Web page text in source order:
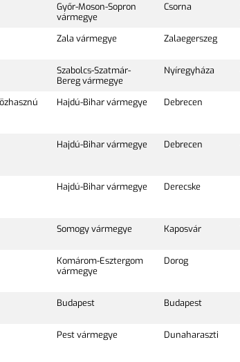
Győr-Moson-Sopron
vármegye
Csorna
Zala vármegye Zalaegerszeg
Szabolcs-Szatmár-
Bereg vármegye
Nyíregyháza
Hajdú-Bihar vármegye Debrecen
Hajdú-Bihar vármegye Debrecen
Hajdú-Bihar vármegye Derecske
Somogy vármegye Kaposvár
Komárom-Esztergom
vármegye
Dorog
Budapest Budapest
Pest vármegye Dunaharaszti